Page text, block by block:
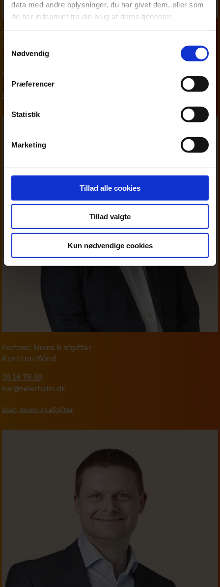
data med andre oplysninger, du har givet dem, eller som
de har indsamlet fra din brug af deres tjenester.
Samtykkevalg
Nødvendig
Præferencer
Statistik
Marketing
Tillad alle cookies
Tillad valgte
Kun nødvendige cookies
Partner,Personskat
Finn Madsen
33 18 13 29
fim@beierholm.dk
Skat, moms og afgifter
Partner, Moms & afgifter
Karsten Wind
39 16 76 90
kwi@beierholm.dk
Skat, moms og afgifter